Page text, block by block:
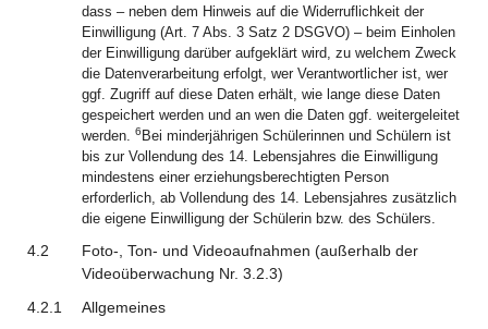
dass – neben dem Hinweis auf die Widerruflichkeit der
Einwilligung (Art. 7 Abs. 3 Satz 2 DSGVO) – beim Einholen
der Einwilligung darüber aufgeklärt wird, zu welchem Zweck
die Datenverarbeitung erfolgt, wer Verantwortlicher ist, wer
ggf. Zugriff auf diese Daten erhält, wie lange diese Daten
gespeichert werden und an wen die Daten ggf. weitergeleitet
werden. 6 Bei minderjährigen Schülerinnen und Schülern ist
bis zur Vollendung des 14. Lebensjahres die Einwilligung
mindestens einer erziehungsberechtigten Person
erforderlich, ab Vollendung des 14. Lebensjahres zusätzlich
die eigene Einwilligung der Schülerin bzw. des Schülers.
4.2
Foto-, Ton- und Videoaufnahmen (außerhalb der
Videoüberwachung Nr. 3.2.3)
4.2.1
Allgemeines